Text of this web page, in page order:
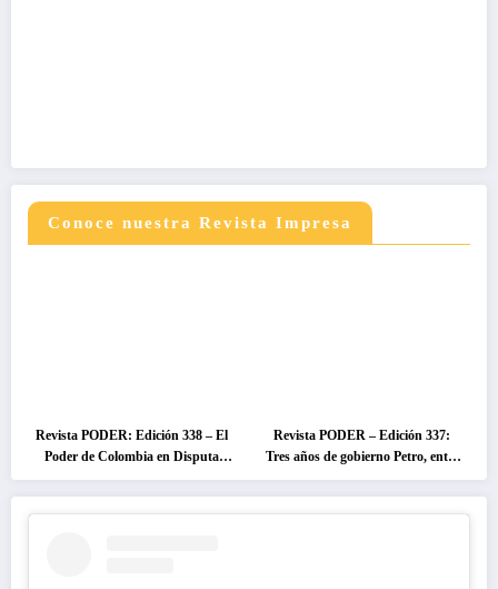
Conoce nuestra Revista Impresa
Revista PODER: Edición 338 – El
Poder de Colombia en Disputa
2026
Revista PODER – Edición 337:
Tres años de gobierno Petro, entre
el cambio prometido y el
desencanto ciudadano